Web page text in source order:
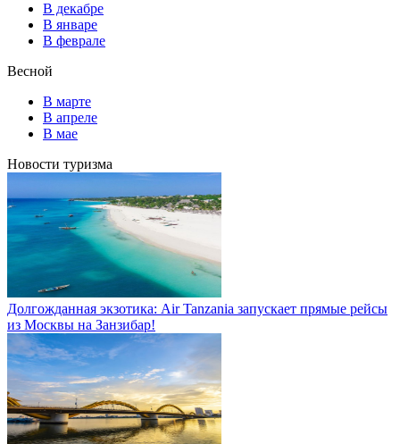
В декабре
В январе
В феврале
Весной
В марте
В апреле
В мае
Новости туризма
Долгожданная экзотика: Air Tanzania запускает прямые рейсы
из Москвы на Занзибар!